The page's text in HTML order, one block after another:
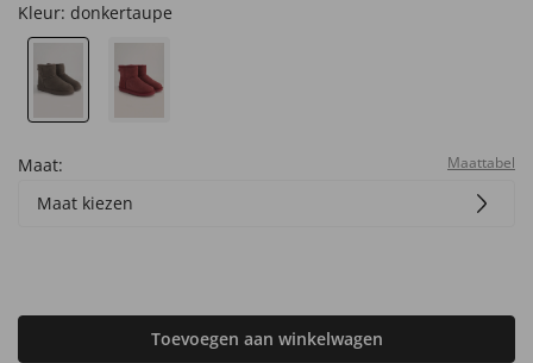
Kleur: donkertaupe
Maat: Maattabel
Maat kiezen
Toevoegen aan winkelwagen